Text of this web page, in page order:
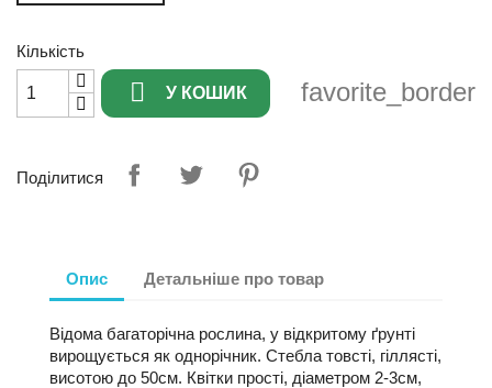
Кількість
 У КОШИК favorite_border
Поділитися
Опис Детальніше про товар
Відома багаторічна рослина, у відкритому ґрунті
вирощується як однорічник. Стебла товсті, гіллясті,
висотою до 50см. Квітки прості, діаметром 2-3см,